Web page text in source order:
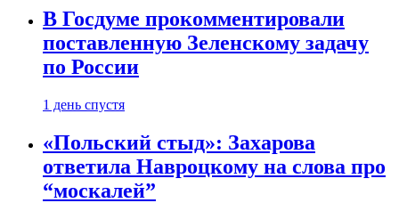
В Госдуме прокомментировали
поставленную Зеленскому задачу
по России
1 день спустя
«Польский стыд»: Захарова
ответила Навроцкому на слова про
“москалей”